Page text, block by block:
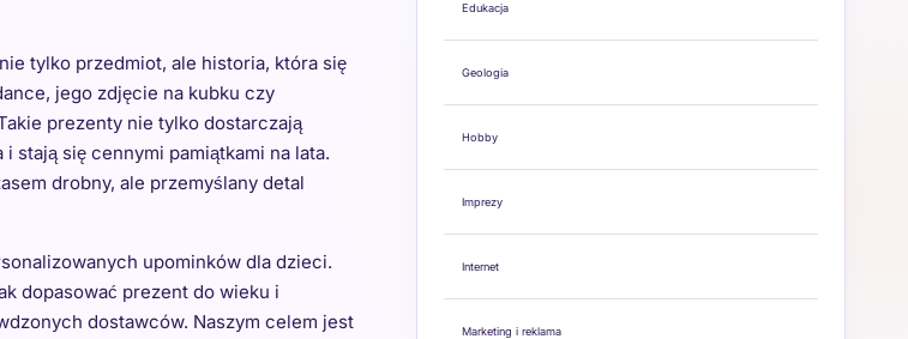
tylko przedmiot, ale historia, która się
jego zdjęcie na kubku czy
prezenty nie tylko dostarczają
stają się cennymi pamiątkami na lata.
drobny, ale przemyślany detal
upominków dla dzieci.
dopasować prezent do wieku i
dostawców. Naszym celem jest
Edukacja
Geologia
Hobby
Imprezy
Internet
Marketing i reklama